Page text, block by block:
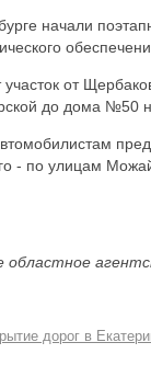
начали
от
до дома №50
- по улицам
дорог в